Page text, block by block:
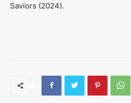
Saviors (2024).